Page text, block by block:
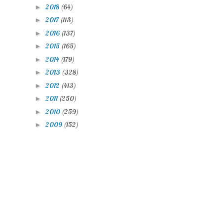
► 2018 (64)
► 2017(113)
► 2016 (137)
► 2015 (165)
► 2014 (179)
► 2013 (328)
► 2012 (413)
► 2011 (250)
► 2010 (259)
► 2009 (152)